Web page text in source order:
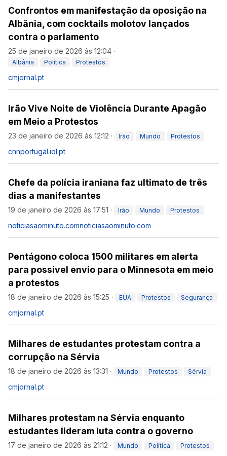
Confrontos em manifestação da oposição na
Albânia, com cocktails molotov lançados
contra o parlamento
25 de janeiro de 2026 às 12:04 ·
Albânia Política Protestos
cmjornal.pt
Irão Vive Noite de Violência Durante Apagão
em Meio a Protestos
23 de janeiro de 2026 às 12:12 · Irão Mundo Protestos
cnnportugal.iol.pt
Chefe da polícia iraniana faz ultimato de três
dias a manifestantes
19 de janeiro de 2026 às 17:51 · Irão Mundo Protestos
noticiasaominuto.comnoticiasaominuto.com
Pentágono coloca 1500 militares em alerta
para possível envio para o Minnesota em meio
a protestos
18 de janeiro de 2026 às 15:25 · EUA Protestos Segurança
cmjornal.pt
Milhares de estudantes protestam contra a
corrupção na Sérvia
18 de janeiro de 2026 às 13:31 · Mundo Protestos Sérvia
cmjornal.pt
Milhares protestam na Sérvia enquanto
estudantes lideram luta contra o governo
17 de janeiro de 2026 às 21:12 · Mundo Política Protestos